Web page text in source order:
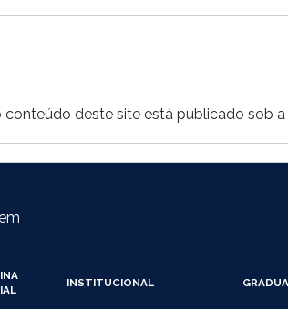
conteúdo deste site está publicado sob a
INSTITUCIONAL